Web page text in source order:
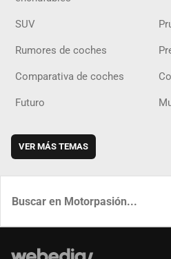
SUV
Rumores de coches
Comparativa de coches
Futuro
VER MÁS TEMAS